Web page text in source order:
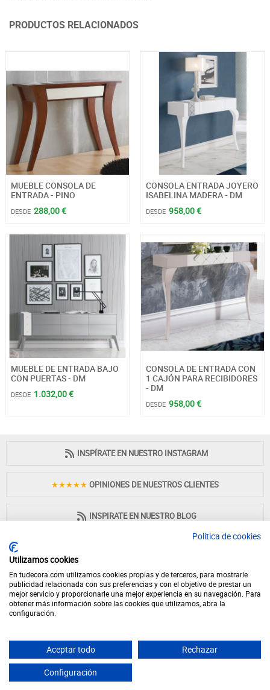
PRODUCTOS RELACIONADOS
MUEBLE CONSOLA DE
ENTRADA - PINO
DESDE 288,00 €
CONSOLA ENTRADA JOYERO
ISABELINA MADERA - DM
DESDE 958,00 €
MUEBLE DE ENTRADA BAJO
CON PUERTAS - DM
DESDE 1.032,00 €
CONSOLA DE ENTRADA CON
1 CAJÓN PARA RECIBIDORES
- DM
DESDE 958,00 €
INSPÍRATE EN NUESTRO INSTAGRAM
★★★★★ OPINIONES DE NUESTROS CLIENTES
INSPIRATE EN NUESTRO BLOG
PAGO 100% SEGURO
© 2026 - Desde 1998 en internet - tudecora.com tienda online de muebles
fabricados en España - IVA incluido (Península y Baleares)
Política de cookies
Utilizamos cookies
En tudecora.com utilizamos cookies propias y de terceros, para mostrarle
publicidad relacionada con sus preferencias y con el objetivo de prestar un
mejor servicio y proporcionarle una mejor experiencia en su navegación. Para
obtener más información sobre las cookies que utilizamos, abra la
configuración.
Aceptar todo
Rechazar
Configuración